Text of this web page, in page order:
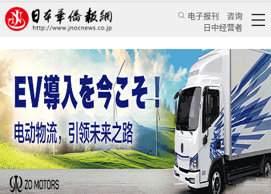
电子报刊
咨询
日中经营者
日本终于松口！取消“中国入境全员核酸检测”
刘若曦 日本新闻 社会观察
日本华侨报 2023/2/10 18:14:00